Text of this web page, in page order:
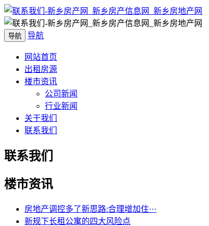
导航 导航
网站首页
出租房源
楼市资讯
公司新闻
行业新闻
关于我们
联系我们
联系我们
楼市资讯
房地产调控多了新思路:合理增加住···
新规下长租公寓的四大风险点